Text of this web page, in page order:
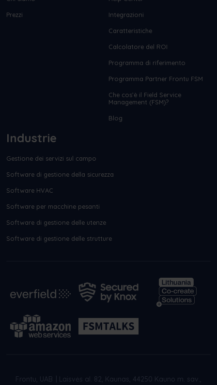
Prezzi Integrazioni
Caratteristiche
Calcolatore del ROI
Programma di riferimento
Programma Partner Frontu FSM
Che cos’è il Field Service
Management (FSM)?
Blog
Industrie
Gestione dei servizi sul campo
Software di gestione della sicurezza
Software HVAC
Software per macchine pesanti
Software di gestione delle utenze
Software di gestione delle strutture
Frontu, UAB Laisvės al. 82, Kaunas, 44250 Kauno m. sav.,